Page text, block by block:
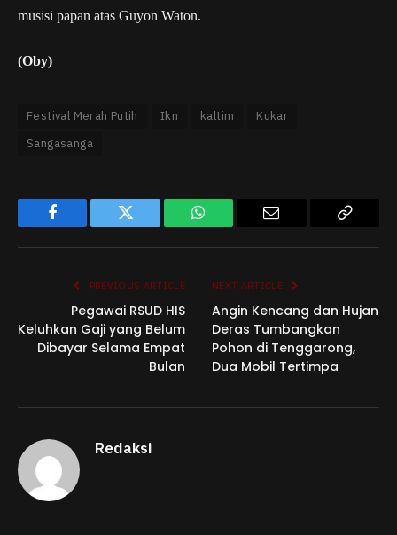
musisi papan atas Guyon Waton.
(Oby)
Festival Merah Putih Ikn kaltim
Kukar
Sangasanga
Facebook Twitter WhatsApp
PREVIOUS ARTICLE
Pegawai RSUD HIS
Keluhkan Gaji yang Belum
Dibayar Selama Empat
Bulan
NEXT ARTICLE
Angin Kencang dan Hujan
Deras Tumbangkan
Pohon di Tenggarong,
Dua Mobil Tertimpa
Redaksi